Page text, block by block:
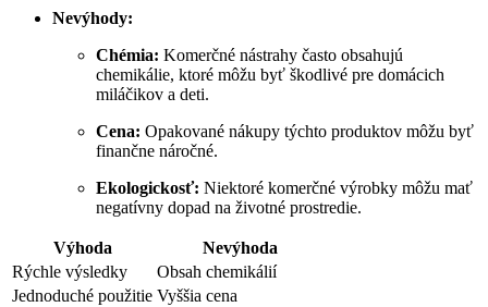
Nevýhody:
Chémia: Komerčné nástrahy často obsahujú
chemikálie, ktoré môžu byť škodlivé pre domácich
miláčikov a deti.
Cena: Opakované nákupy týchto produktov môžu byť
finančne náročné.
Ekologickosť: Niektoré komerčné výrobky môžu mať
negatívny dopad na životné prostredie.
Výhoda
Nevýhoda
Rýchle výsledky
Obsah chemikálií
Jednoduché použitie Vyššia cena